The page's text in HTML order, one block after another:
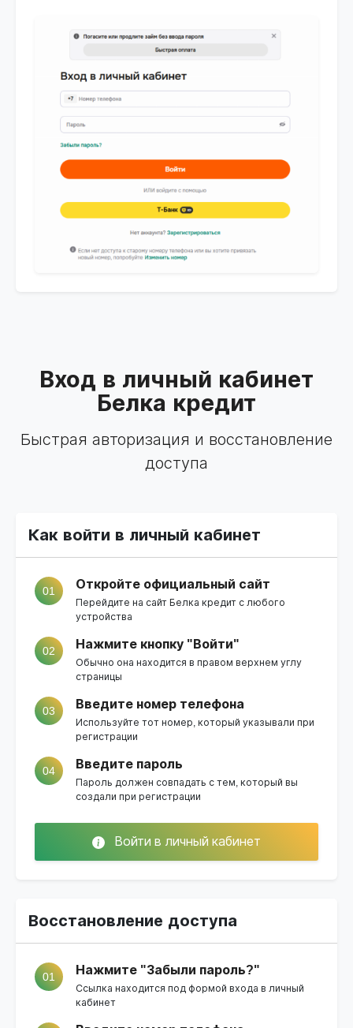
Вход в личный кабинет
Белка кредит
Быстрая авторизация и восстановление
доступа
Как войти в личный кабинет
01 Откройте официальный сайт
Перейдите на сайт Белка кредит с любого
устройства
02 Нажмите кнопку "Войти"
Обычно она находится в правом верхнем углу
страницы
03 Введите номер телефона
Используйте тот номер, который указывали при
регистрации
04 Введите пароль
Пароль должен совпадать с тем, который вы
создали при регистрации
Войти в личный кабинет
Восстановление доступа
01 Нажмите "Забыли пароль?"
Ссылка находится под формой входа в личный
кабинет